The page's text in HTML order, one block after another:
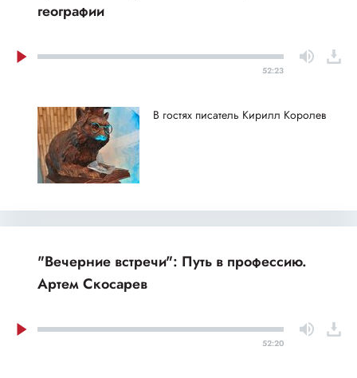
географии
52:23
В гостях писатель Кирилл Королев
"Вечерние встречи": Путь в профессию.
Артем Скосарев
52:20